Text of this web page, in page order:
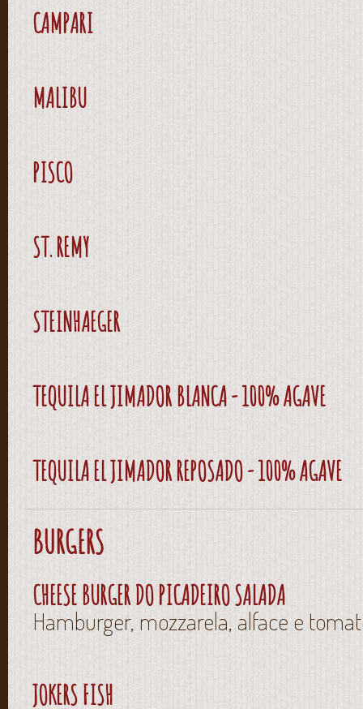
CAMPARI
MALIBU
PISCO
ST. REMY
STEINHAEGER
TEQUILA EL JIMADOR BLANCA - 100% AGAVE
TEQUILA EL JIMADOR REPOSADO - 100% AGAVE
BURGERS
CHEESE BURGER DO PICADEIRO SALADA
Hamburger, mozzarela, alface e
JOKERS FISH